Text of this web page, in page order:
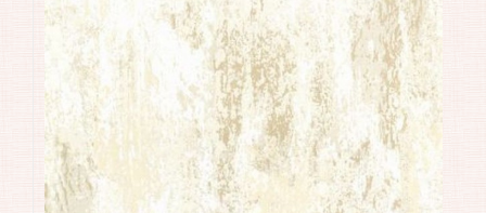
Материал основы:Флизелин
Раппорт: